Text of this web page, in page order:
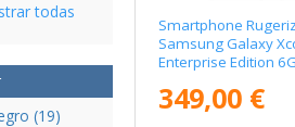
todas
(19)
Smartphone
Samsung Galaxy
Enterprise Edition
349,00 €